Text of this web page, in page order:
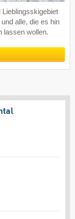
Lieblingsskigebiet
alle, die es hin
lassen wollen.